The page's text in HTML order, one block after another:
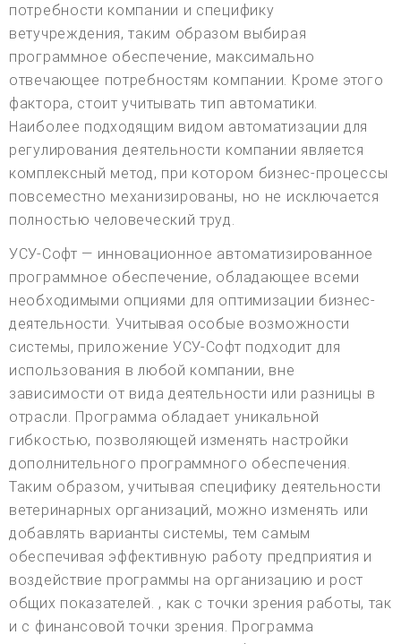
потребности компании и специфику
ветучреждения, таким образом выбирая
программное обеспечение, максимально
отвечающее потребностям компании. Кроме этого
фактора, стоит учитывать тип автоматики.
Наиболее подходящим видом автоматизации для
регулирования деятельности компании является
комплексный метод, при котором бизнес-процессы
повсеместно механизированы, но не исключается
полностью человеческий труд.
УСУ-Софт — инновационное автоматизированное
программное обеспечение, обладающее всеми
необходимыми опциями для оптимизации бизнес-
деятельности. Учитывая особые возможности
системы, приложение УСУ-Софт подходит для
использования в любой компании, вне
зависимости от вида деятельности или разницы в
отрасли. Программа обладает уникальной
гибкостью, позволяющей изменять настройки
дополнительного программного обеспечения.
Таким образом, учитывая специфику деятельности
ветеринарных организаций, можно изменять или
добавлять варианты системы, тем самым
обеспечивая эффективную работу предприятия и
воздействие программы на организацию и рост
общих показателей. , как с точки зрения работы, так
и с финансовой точки зрения. Программа